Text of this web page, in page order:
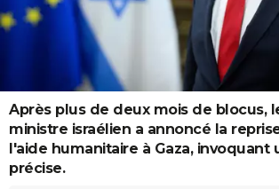
Destinations
City break
Voyage nature
Voyage de noces
Forum
Climat
+PHOTO
GUIDES D'ACHAT
BONS PLANS
CARTE DE VOEUX
Carte de Noël
Carte Bonne année
Carte Saint-Valentin
Carte Pâques
Carte d'anniversaire
DICTIONNAIRE
Après plus de deux mois de blocus,
ministre israélien a annoncé la
l'aide humanitaire à Gaza, invoquant
précise.